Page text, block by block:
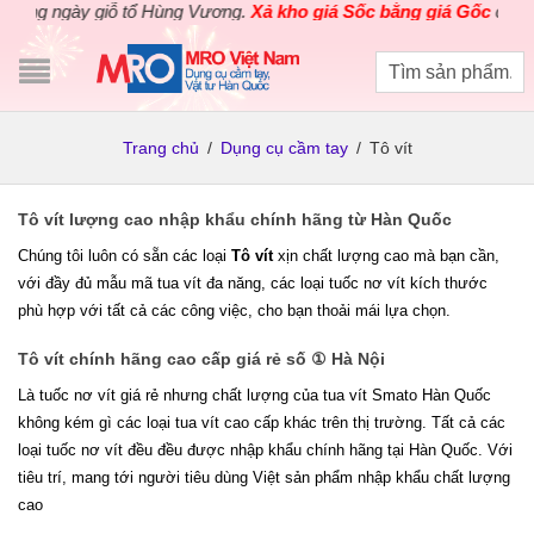
giỗ tổ Hùng Vương.Xả kho giá Sốc bằng giá Gốccho các sản
Trang chủ / Dụng cụ cầm tay / Tô vít
Tô vít lượng cao nhập khẩu chính hãng từ Hàn Quốc
Chúng tôi luôn có sẵn các loại Tô vítxịn chất lượng cao mà bạn cần,
với đầy đủ mẫu mã tua vít đa năng, các loại tuốc nơ vít kích thước
phù hợp với tất cả các công việc, cho bạn thoải mái lựa chọn.
Tô vít chính hãng cao cấp giá rẻ số ① Hà Nội
Là tuốc nơ vít giá rẻ nhưng chất lượng của tua vít Smato Hàn Quốc
không kém gì các loại tua vít cao cấp khác trên thị trường. Tất cả các
loại tuốc nơ vít đều đều được nhập khẩu chính hãng tại Hàn Quốc. Với
tiêu trí, mang tới người tiêu dùng Việt sản phẩm nhập khẩu chất lượng
cao